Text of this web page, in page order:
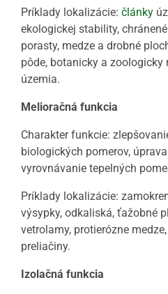
Príklady lokalizácie: články
ekologickej stability,
porasty, medze a drobné
pôde, botanicky a
územia.
Melioračná funkcia
Charakter funkcie:
biologických pomerov,
vyrovnávanie tepelných
Príklady lokalizácie:
výsypky, odkaliská, ťažobné
vetrolamy, protierózne
preliačiny.
Izolačná funkcia